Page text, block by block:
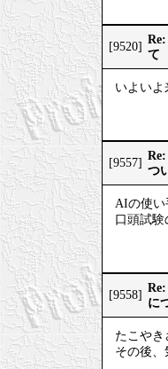
[9520]
て
いよい
[9557]
つ
AIの使い
口頭試
[9558]
に
たこやき
その後